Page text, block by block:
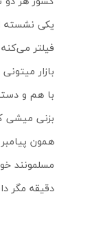
یکی نشسته
فیلتر
بازار
با هم و
بزنی میشی
همون
دقیقه مگر